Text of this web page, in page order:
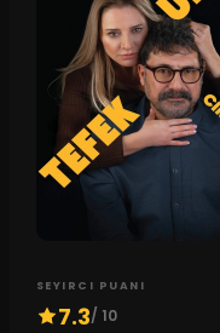
SEYIRCI PUANI
7.3/ 10